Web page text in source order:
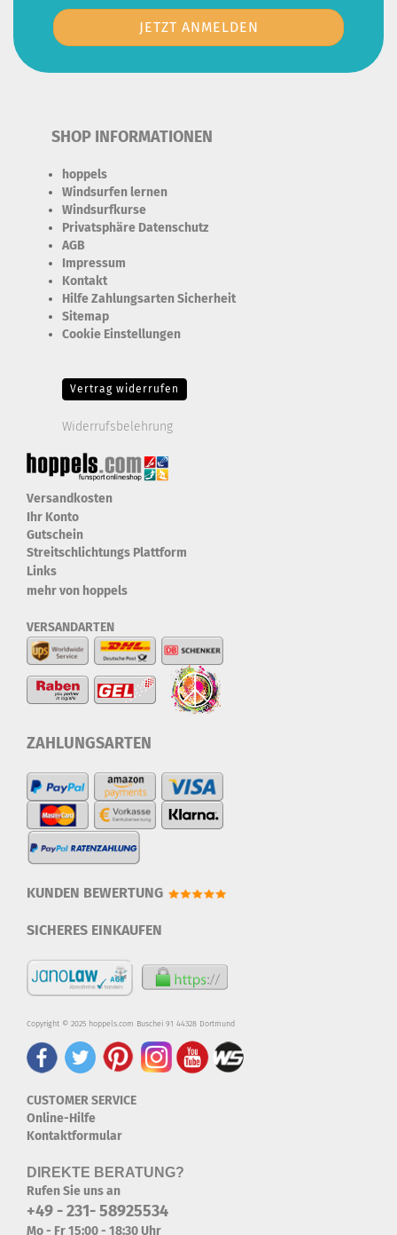
SHOP INFORMATIONEN
hoppels
Windsurfen lernen
Windsurfkurse
Privatsphäre Datenschutz
AGB
Impressum
Kontakt
Hilfe Zahlungsarten Sicherheit
Sitemap
Cookie Einstellungen
Vertrag widerrufen
Widerrufsbelehrung
Versandkosten
Ihr Konto
Gutschein
Streitschlichtungs Plattform
Links
mehr von hoppels
VERSANDARTEN
ZAHLUNGSARTEN
KUNDEN BEWERTUNG
SICHERES EINKAUFEN
Copyright © 2025 hoppels.com Buschei 91 44328 Dortmund
CUSTOMER SERVICE
Online-Hilfe
Kontaktformular
DIREKTE BERATUNG?
Rufen Sie uns an
+49 - 231- 58925534
Mo - Fr 15:00 - 18:30 Uhr